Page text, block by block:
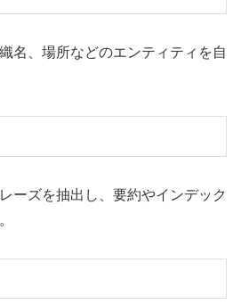
名、場所などのエンティティを自
ーズを抽出し、要約やインデック